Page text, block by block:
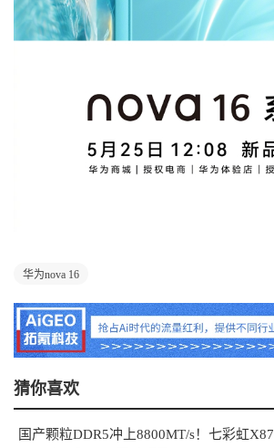
华为nova 16
猜你喜欢
国产颗粒DDR5冲上8800MT/s！七彩虹X87